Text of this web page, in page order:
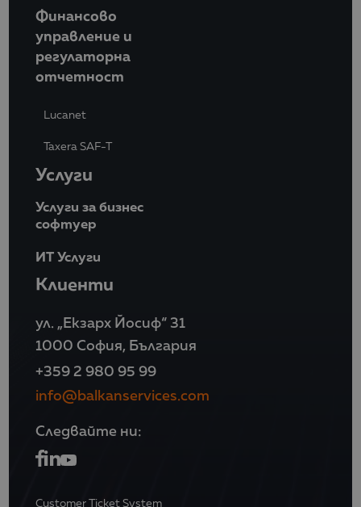
Финансово
управление и
регулаторна
отчетност
Lucanet
Taxera SAF-T
Услуги
Услуги за бизнес
софтуер
ИТ Услуги
Клиенти
ул. „Екзарх Йосиф“ 31
1000 София, България
+359 2 980 95 99
info@balkanservices.com
Следвайте ни:
Customer Ticket System